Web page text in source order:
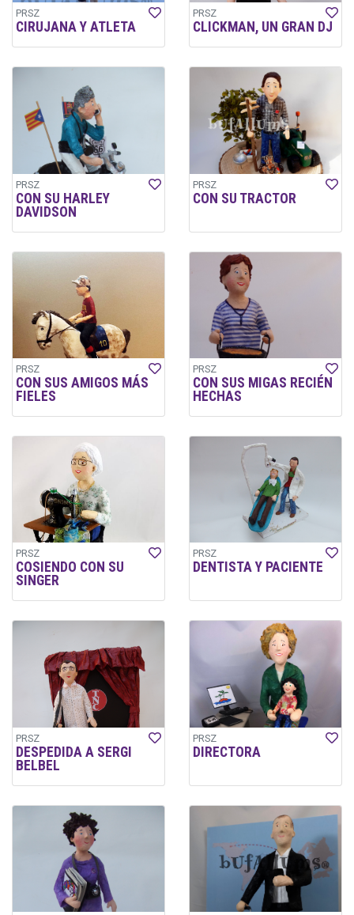
PRSZ
CIRUJANA Y ATLETA
PRSZ
CLICKMAN, UN GRAN DJ
PRSZ
CON SU HARLEY
DAVIDSON
PRSZ
CON SU TRACTOR
PRSZ
CON SUS AMIGOS MÁS
FIELES
PRSZ
CON SUS MIGAS RECIÉN
HECHAS
PRSZ
COSIENDO CON SU
SINGER
PRSZ
DENTISTA Y PACIENTE
PRSZ
DESPEDIDA A SERGI
BELBEL
PRSZ
DIRECTORA